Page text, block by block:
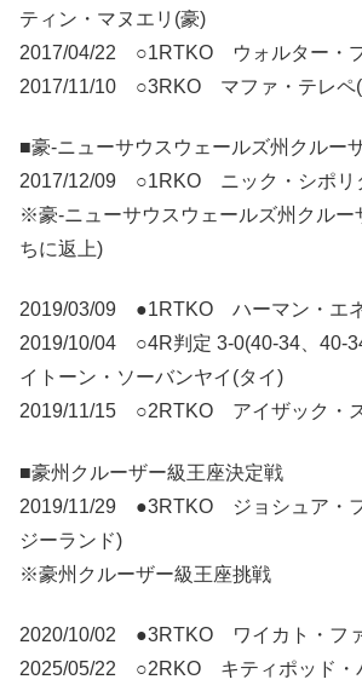
ティン・マヌエリ(豪)
2017/04/22 ○1RTKO ウォルター・
2017/11/10 ○3RKO マファ・テレペ
■豪-ニューサウスウェールズ州クルー
2017/12/09 ○1RKO ニック・シポリ
※豪-ニューサウスウェールズ州クルー
ちに返上)
2019/03/09 ●1RTKO ハーマン・エ
2019/10/04 ○4R判定 3-0(40-34、40-
イトーン・ソーバンヤイ(タイ)
2019/11/15 ○2RTKO アイザック・
■豪州クルーザー級王座決定戦
2019/11/29 ●3RTKO ジョシュア・
ジーランド)
※豪州クルーザー級王座挑戦
2020/10/02 ●3RTKO ワイカト・フ
2025/05/22 ○2RKO キティポッド・